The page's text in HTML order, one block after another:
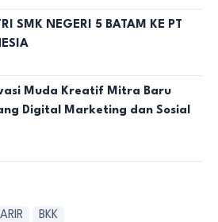
SMK NEGERI 5 BATAM KE PT
Muda Kreatif Mitra Baru
Digital Marketing dan Sosial
BKK